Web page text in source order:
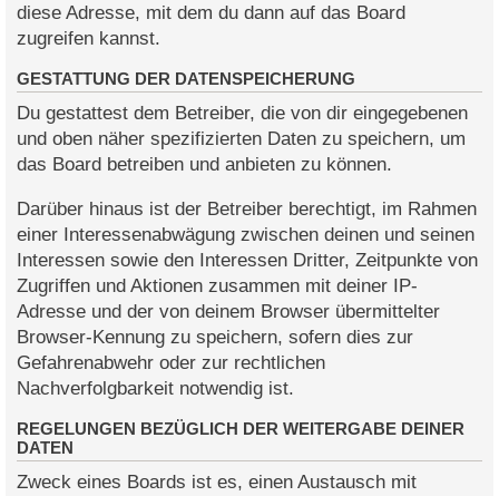
diese Adresse, mit dem du dann auf das Board
zugreifen kannst.
GESTATTUNG DER DATENSPEICHERUNG
Du gestattest dem Betreiber, die von dir eingegebenen
und oben näher spezifizierten Daten zu speichern, um
das Board betreiben und anbieten zu können.
Darüber hinaus ist der Betreiber berechtigt, im Rahmen
einer Interessenabwägung zwischen deinen und seinen
Interessen sowie den Interessen Dritter, Zeitpunkte von
Zugriffen und Aktionen zusammen mit deiner IP-
Adresse und der von deinem Browser übermittelter
Browser-Kennung zu speichern, sofern dies zur
Gefahrenabwehr oder zur rechtlichen
Nachverfolgbarkeit notwendig ist.
REGELUNGEN BEZÜGLICH DER WEITERGABE DEINER
DATEN
Zweck eines Boards ist es, einen Austausch mit